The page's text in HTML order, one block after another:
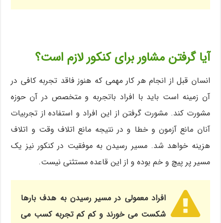
آیا گرفتن مشاور برای کنکور لازم است؟
انسان قبل از انجام هر کار مهمی که هنوز فاقد تجربه کافی در
آن زمینه است باید با افراد باتجربه و متخصص در آن حوزه
مشورت کند. مشورت گرفتن از این افراد و استفاده از تجربیات
آنان مانع آزمون و خطا و در نتیجه مانع اتلاف وقت و اتلاف
هزینه خواهد شد. مسیر رسیدن به موفقیت در کنکور نیز یک
مسیر پر پیچ و خم بوده و از این قاعده مستثنی نیست.
افراد معمولی در مسیر رسیدن به هدف بارها
شکست می خورند و کم کم تجربه کسب می